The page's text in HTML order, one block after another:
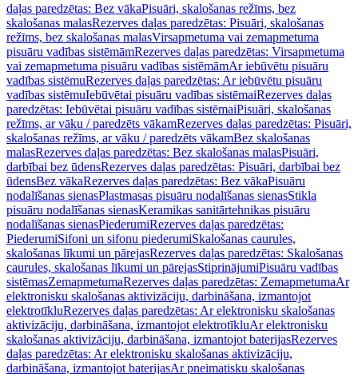
daļas paredzētas: Bez vākaPisuāri, skalošanas režīms, bez
skalošanas malasRezerves daļas paredzētas: Pisuāri, skalošanas
režīms, bez skalošanas malasVirsapmetuma vai zemapmetuma
pisuāru vadības sistēmāmRezerves daļas paredzētas: Virsapmetuma
vai zemapmetuma pisuāru vadības sistēmāmAr iebūvētu pisuāru
vadības sistēmuRezerves daļas paredzētas: Ar iebūvētu pisuāru
vadības sistēmuIebūvētai pisuāru vadības sistēmaiRezerves daļas
paredzētas: Iebūvētai pisuāru vadības sistēmaiPisuāri, skalošanas
režīms, ar vāku / paredzēts vākamRezerves daļas paredzētas: Pisuāri,
skalošanas režīms, ar vāku / paredzēts vākamBez skalošanas
malasRezerves daļas paredzētas: Bez skalošanas malasPisuāri,
darbībai bez ūdensRezerves daļas paredzētas: Pisuāri, darbībai bez
ūdensBez vākaRezerves daļas paredzētas: Bez vākaPisuāru
nodalīšanas sienasPlastmasas pisuāru nodalīšanas sienasStikla
pisuāru nodalīšanas sienasKeramikas sanitārtehnikas pisuāru
nodalīšanas sienasPiederumiRezerves daļas paredzētas:
PiederumiSifoni un sifonu piederumiSkalošanas caurules,
skalošanas līkumi un pārejasRezerves daļas paredzētas: Skalošanas
caurules, skalošanas līkumi un pārejasStiprinājumiPisuāru vadības
sistēmasZemapmetumaRezerves daļas paredzētas: ZemapmetumaAr
elektronisku skalošanas aktivizāciju, darbināšana, izmantojot
elektrotīkluRezerves daļas paredzētas: Ar elektronisku skalošanas
aktivizāciju, darbināšana, izmantojot elektrotīkluAr elektronisku
skalošanas aktivizāciju, darbināšana, izmantojot baterijasRezerves
daļas paredzētas: Ar elektronisku skalošanas aktivizāciju,
darbināšana, izmantojot baterijasAr pneimatisku skalošanas